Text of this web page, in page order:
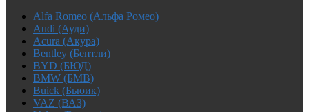
Alfa Romeo (Альфа Ромео)
Audi (Ауди)
Acura (Акура)
Bentley (Бентли)
BYD (БЮД)
BMW (БМВ)
Buick (Бьюик)
VAZ (ВАЗ)